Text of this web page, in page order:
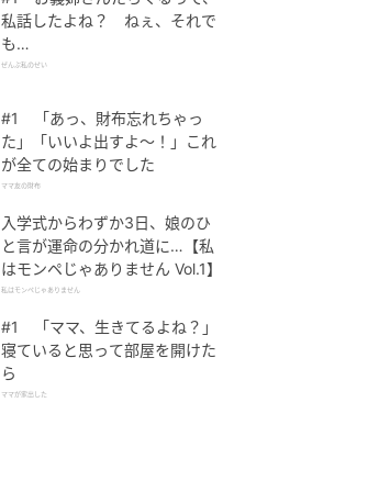
私話したよね？ ねぇ、それで
も…
ぜんぶ私のせい
#1 「あっ、財布忘れちゃっ
た」「いいよ出すよ〜！」これ
が全ての始まりでした
ママ友の財布
入学式からわずか3日、娘のひ
と言が運命の分かれ道に…【私
はモンペじゃありません Vol.1】
私はモンペじゃありません
#1 「ママ、生きてるよね？」
寝ていると思って部屋を開けた
ら
ママが家出した